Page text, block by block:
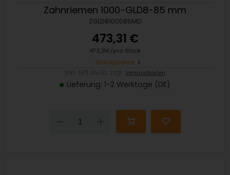
Zahnriemen 1000-GLD8-85 mm
ZGLD8100085MD
473,31 €
473,31€/pro Stück
Stückpreise
Versandkosten
Lieferung: 1-2 Werktage (DE)
Down